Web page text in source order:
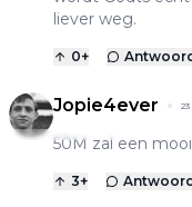
liever weg.
0+
Jopie4ever
50M zal een
3+